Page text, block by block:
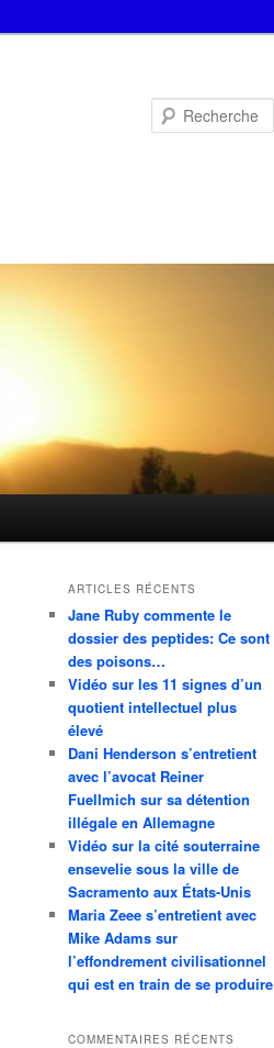
ARTICLES RÉCENTS
Jane Ruby commente le
dossier des peptides: Ce sont
des poisons…
Vidéo sur les 11 signes d’un
quotient intellectuel plus
élevé
Dani Henderson s’entretient
avec l’avocat Reiner
Fuellmich sur sa détention
illégale en Allemagne
Vidéo sur la cité souterraine
ensevelie sous la ville de
Sacramento aux États-Unis
Maria Zeee s’entretient avec
Mike Adams sur
l’effondrement civilisationnel
qui est en train de se produire
COMMENTAIRES RÉCENTS